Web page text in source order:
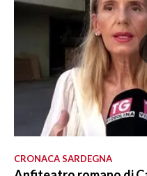
CRONACA SARDEGNA